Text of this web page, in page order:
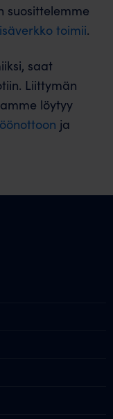
suosittelemme
toimii.
saat
Liittymän
löytyy
ja